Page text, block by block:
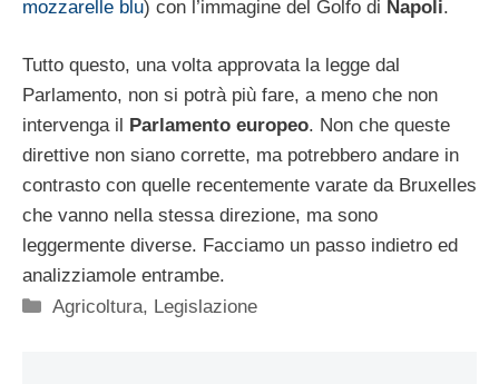
mozzarelle blu) con l’immagine del Golfo di Napoli.
Tutto questo, una volta approvata la legge dal
Parlamento, non si potrà più fare, a meno che non
intervenga il
Parlamento europeo. Non che queste
direttive non siano corrette, ma potrebbero andare in
contrasto con quelle recentemente varate da Bruxelles
che vanno nella stessa direzione, ma sono
leggermente diverse. Facciamo un passo indietro ed
analizziamole entrambe.
Categorie
Agricoltura, Legislazione